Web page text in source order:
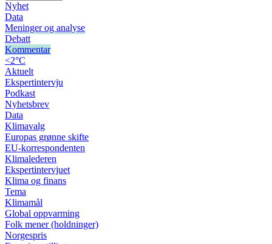
Nyhet
Data
Meninger og analyse
Debatt
Kommentar
<2°C
Aktuelt
Ekspertintervju
Podkast
Nyhetsbrev
Data
Klimavalg
Europas grønne skifte
EU-korrespondenten
Klimalederen
Ekspertintervjuet
Klima og finans
Tema
Klimamål
Global oppvarming
Folk mener (holdninger)
Norgespris